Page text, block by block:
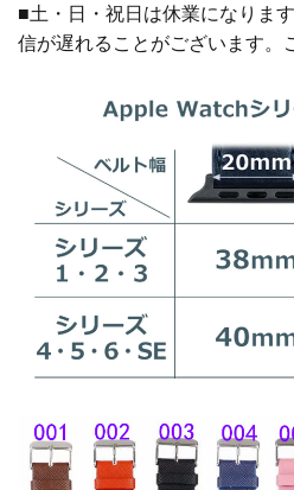
■土・日・祝日は休業になりま
信が遅れることがございます。